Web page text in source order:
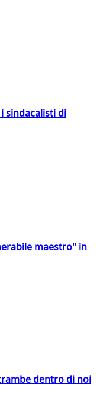
sindacalisti di
maestro" in
dentro di noi